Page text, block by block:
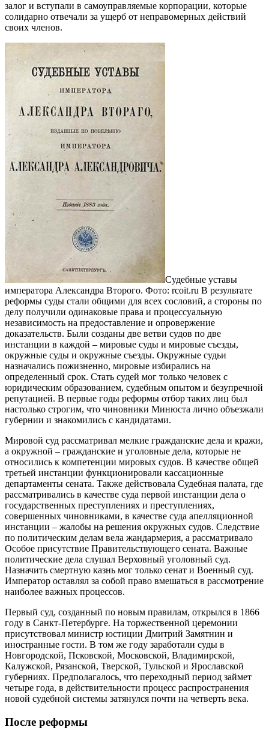
залог и вступали в самоуправляемые корпорации, которые
солидарно отвечали за ущерб от неправомерных действий
своих членов.
Судебные уставы
императора Александра Второго. Фото: rcoit.ru В результате
реформы суды стали общими для всех сословий, а стороны по
делу получили одинаковые права и процессуальную
независимость на предоставление и опровержение
доказательств. Были созданы две ветви судов по две
инстанции в каждой – мировые суды и мировые съезды,
окружные суды и окружные съезды. Окружные судьи
назначались пожизненно, мировые избирались на
определенный срок. Стать судей мог только человек с
юридическим образованием, судебным опытом и безупречной
репутацией. В первые годы реформы отбор таких лиц был
настолько строгим, что чиновники Минюста лично объезжали
губернии и знакомились с кандидатами.
Мировой суд рассматривал мелкие гражданские дела и кражи,
а окружной – гражданские и уголовные дела, которые не
относились к компетенции мировых судов. В качестве общей
третьей инстанции функционировали кассационные
департаменты сената. Также действовала Судебная палата, где
рассматривались в качестве суда первой инстанции дела о
государственных преступлениях и преступлениях,
совершенных чиновниками, в качестве суда апелляционной
инстанции – жалобы на решения окружных судов. Следствие
по политическим делам вела жандармерия, а рассматривало
Особое присутствие Правительствующего сената. Важные
политические дела слушал Верховный уголовный суд.
Назначить смертную казнь мог только сенат и Военный суд.
Император оставлял за собой право вмешаться в рассмотрение
наиболее важных процессов.
Первый суд, созданный по новым правилам, открылся в 1866
году в Санкт-Петербурге. На торжественной церемонии
присутствовал министр юстиции Дмитрий Замятнин и
иностранные гости. В том же году заработали суды в
Новгородской, Псковской, Московской, Владимирской,
Калужской, Рязанской, Тверской, Тульской и Ярославской
губерниях. Предполагалось, что переходный период займет
четыре года, в действительности процесс распространения
новой судебной системы затянулся почти на четверть века.
После реформы